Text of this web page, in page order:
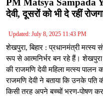
PM Matsya Sampada
देवी, दूसरों को भी दे रहीं
Updated: July 8, 2025 11:43 PM
शेखपुरा, बिहार : प्रधानमंत्री मत्स्य
रूप से आत्मनिर्भर बन रहे हैं।
की राजमणि देवी महिला मत्स्य पालन
राजमणि देवी ने बताया कि उनके
किसी तरह अपने बच्चों भरण-पोषण कर